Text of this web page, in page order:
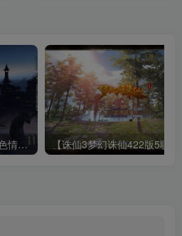
【剑侠情缘网络版叁之绝色情缘V3.5更新版】3DMMORPG端游Linux服务端+GM指令+PC客户端+架设教程